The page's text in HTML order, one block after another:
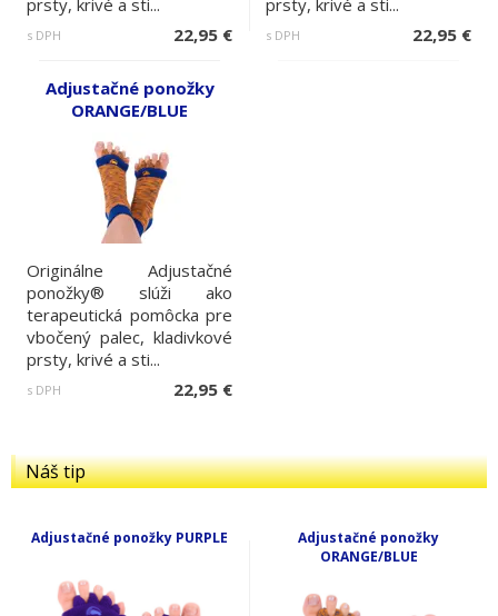
Náš tip
Adjustačné ponožky PURPLE
Adjustačné ponožky
ORANGE/BLUE
prsty, krivé a sti...
s DPH 22,95 €
prsty, krivé a sti...
s DPH 22,95 €
Adjustačné ponožky
ORANGE/BLUE
Originálne Adjustačné
ponožky® slúži ako
terapeutická pomôcka pre
vbočený palec, kladivkové
prsty, krivé a sti...
s DPH 22,95 €